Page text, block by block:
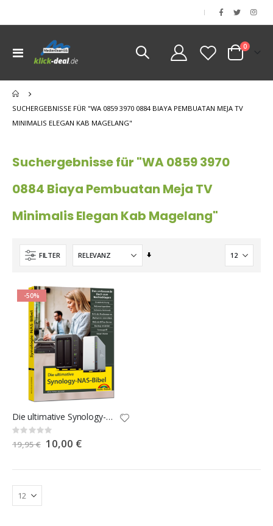
|
Navigation
umschalten
Cart
0Artikel
SUCHERGEBNISSE FÜR "WA 0859 3970 0884 BIAYA PEMBUATAN MEJA TV
MINIMALIS ELEGAN KAB MAGELANG"
Suchergebnisse für "WA 0859 3970
0884 Biaya Pembuatan Meja TV
Minimalis Elegan Kab Magelang"
FILTER
Aufsteigend
-50%
Die ultimative Synology-NAS-Bibel
Rating:
0%
19,95 € Special
Price
10,00 €